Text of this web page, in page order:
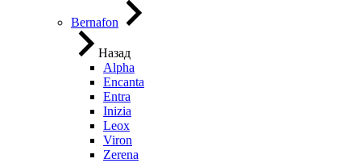
Bernafon
Назад
Alpha
Encanta
Entra
Inizia
Leox
Viron
Zerena